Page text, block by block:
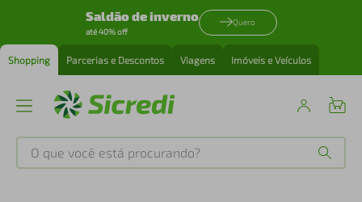
Saldão de inverno
até 40% off
Quero
Shopping Parcerias e Descontos Viagens Imóveis e Veículos
O que você está procurando?